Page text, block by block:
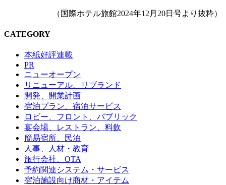
（国際ホテル旅館2024年12月20日号より抜粋）
CATEGORY
本紙好評連載
PR
ニューオープン
リニューアル、リブランド
開発、開業計画
宿泊プラン、宿泊サービス
ロビー、フロント、パブリック
宴会場、レストラン、料飲
簡易宿所、民泊
人事、人材・教育
旅行会社、OTA
予約関連システム・サービス
宿泊施設向け商材・アイテム